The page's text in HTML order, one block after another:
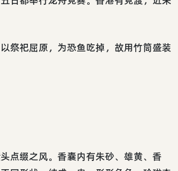
祭祀屈原，为恐鱼吃掉，故用竹筒盛装
点缀之风。香囊内有朱砂、雄黄、香